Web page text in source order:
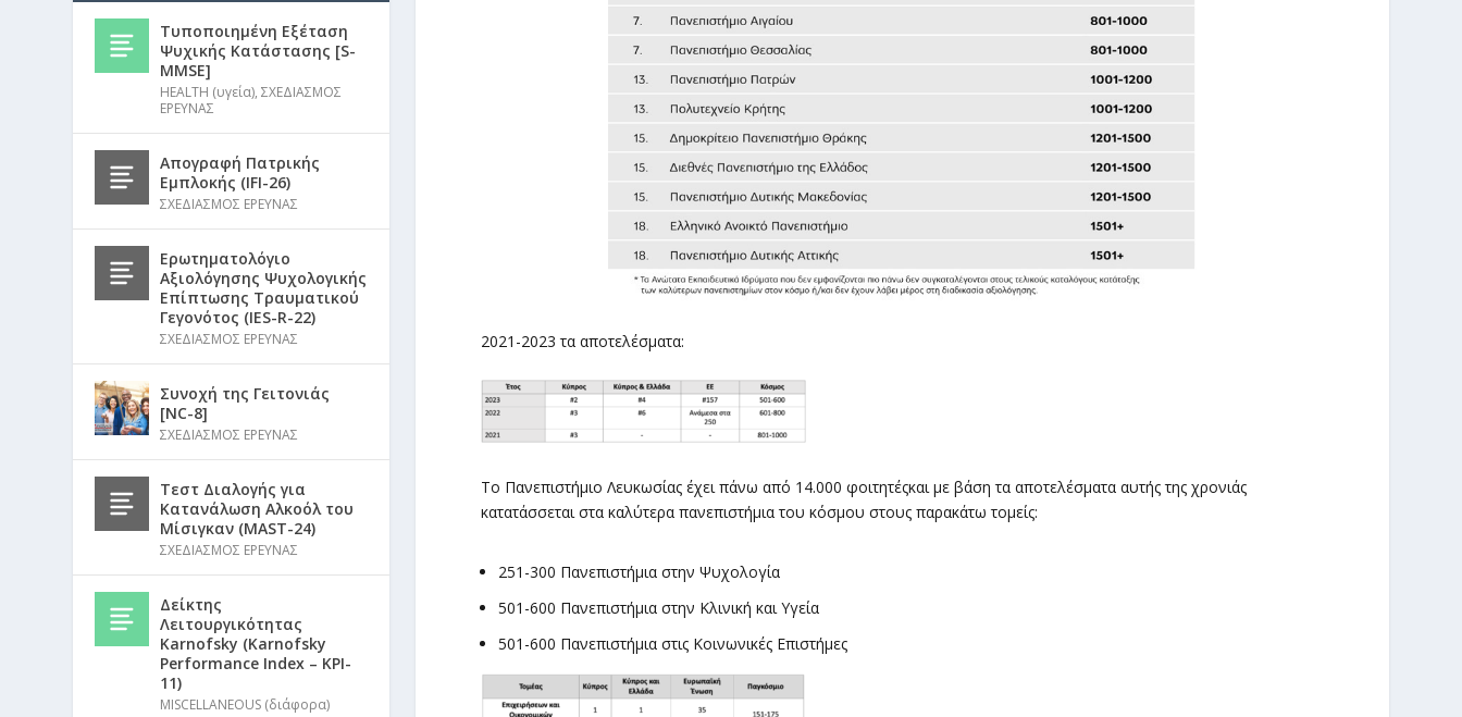
2021-2023 τα αποτελέσματα:
Το Πανεπιστήμιο Λευκωσίας έχει πάνω από 14.000 φοιτητέςκαι με βάση τα αποτελέσματα αυτής της χρονιάς
κατατάσσεται στα καλύτερα πανεπιστήμια του κόσμου στους παρακάτω τομείς:
251-300 Πανεπιστήμια στην Ψυχολογία
501-600 Πανεπιστήμια στην Κλινική και Υγεία
501-600 Πανεπιστήμια στις Κοινωνικές Επιστήμες
Τυποποιημένη Εξέταση
Ψυχικής Κατάστασης [S-
MMSE]
HEALTH (υγεία),ΣΧΕΔΙΑΣΜΟΣ
ΕΡΕΥΝΑΣ
Απογραφή Πατρικής
Εμπλοκής (IFI-26)
ΣΧΕΔΙΑΣΜΟΣ ΕΡΕΥΝΑΣ
Ερωτηματολόγιο
Αξιολόγησης Ψυχολογικής
Επίπτωσης Τραυματικού
Γεγονότος (IES-R-22)
ΣΧΕΔΙΑΣΜΟΣ ΕΡΕΥΝΑΣ
Συνοχή της Γειτονιάς
[NC-8]
ΣΧΕΔΙΑΣΜΟΣ ΕΡΕΥΝΑΣ
Τεστ Διαλογής για
Κατανάλωση Αλκοόλ του
Μίσιγκαν (MAST-24)
ΣΧΕΔΙΑΣΜΟΣ ΕΡΕΥΝΑΣ
Δείκτης
Λειτουργικότητας
Karnofsky (Karnofsky
Performance Index – KPI-
11)
MISCELLANEOUS (διάφορα)